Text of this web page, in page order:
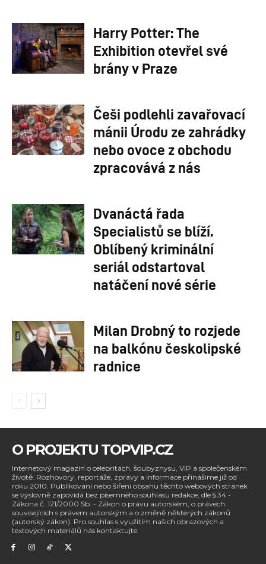
Harry Potter: The
Exhibition otevřel své
brány v Praze
Češi podlehli zavařovací
mánii Úrodu ze zahrádky
nebo ovoce z obchodu
zpracovává z nás
Dvanáctá řada
Specialistů se blíží.
Oblíbený kriminální
seriál odstartoval
natáčení nové série
Milan Drobný to rozjede
na balkónu českolipské
radnice
O PROJEKTU TOPVIP.CZ
Internetový magazín o celebritách, šoubyznysu, VIP a společenském
životě. Rozhovory, reportáže, zprávy a informace přinášíme již od
roku 2010. Publikování nebo šíření obsahu těchto webových stránek
se výslovně zapovídá bez písemného souhlasu redakce, dle § 34 -
Zákona č. 121/2000 Sb. - Zákon o právu autorském, o právech
souvisejících s právem autorským a o změně některých zákonů
(autorský zákon). Pro souhlas s využitím našich obrazových a
textových materiálů nás kontaktujte.